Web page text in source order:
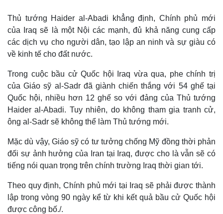
Thủ tướng Haider al-Abadi khẳng định, Chính phủ mới
của Iraq sẽ là một Nội các mạnh, đủ khả năng cung cấp
các dịch vụ cho người dân, tạo lập an ninh và sự giàu có
về kinh tế cho đất nước.
Trong cuộc bầu cử Quốc hội Iraq vừa qua, phe chính trị
của Giáo sỹ al-Sadr đã giành chiến thắng với 54 ghế tại
Quốc hội, nhiều hơn 12 ghế so với đảng của Thủ tướng
Haider al-Abadi. Tuy nhiên, do không tham gia tranh cử,
ông al-Sadr sẽ không thể làm Thủ tướng mới.
Mặc dù vậy, Giáo sỹ có tư tưởng chống Mỹ đồng thời phản
đối sự ảnh hưởng của Iran tại Iraq, được cho là vẫn sẽ có
tiếng nói quan trọng trên chính trường Iraq thời gian tới.
Theo quy định, Chính phủ mới tại Iraq sẽ phải được thành
lập trong vòng 90 ngày kể từ khi kết quả bầu cử Quốc hội
được công bố./.